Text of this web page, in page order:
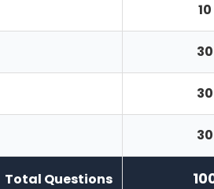
10
30
30
30
Total Questions